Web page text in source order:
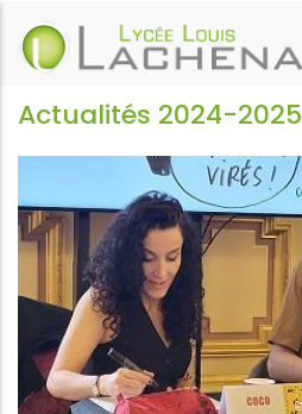
contenu
principal
Actualités 2024-2025